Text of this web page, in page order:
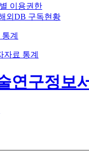
이용권한
외DB 구독현황
계
자료 통계